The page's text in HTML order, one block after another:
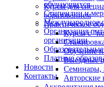
обучающихся
Стипендии и
Международное
Организация
организации
Платные
Новости
Контакты
Курсы для
образованием
Практическое
Курсы с
Обучение
Выездные
Семинары,
Авторские